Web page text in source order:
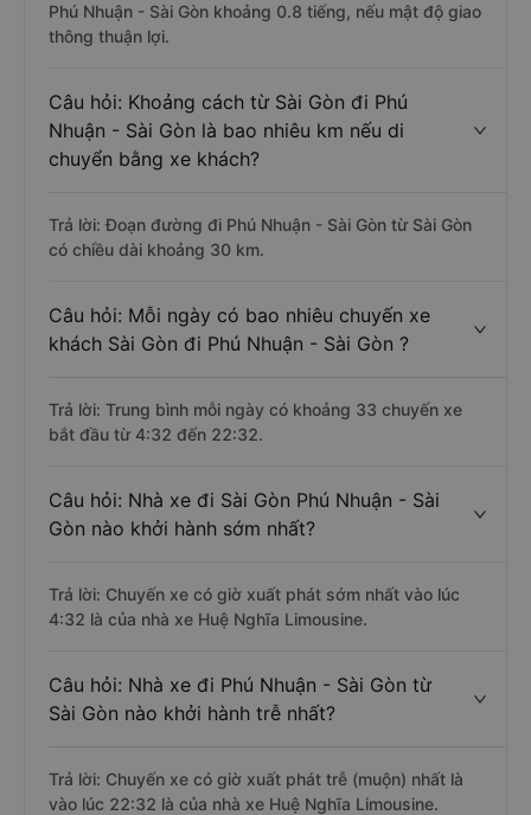
Phú Nhuận - Sài Gòn khoảng 0.8 tiếng, nếu mật độ giao
thông thuận lợi.
Câu hỏi: Khoảng cách từ Sài Gòn đi Phú
Nhuận - Sài Gòn là bao nhiêu km nếu di
chuyển bằng xe khách?
Trả lời: Đoạn đường đi Phú Nhuận - Sài Gòn từ Sài Gòn
có chiều dài khoảng 30 km.
Câu hỏi: Mỗi ngày có bao nhiêu chuyến xe
khách Sài Gòn đi Phú Nhuận - Sài Gòn ?
Trả lời: Trung bình mỗi ngày có khoảng 33 chuyến xe
bắt đầu từ 4:32 đến 22:32.
Câu hỏi: Nhà xe đi Sài Gòn Phú Nhuận - Sài
Gòn nào khởi hành sớm nhất?
Trả lời: Chuyến xe có giờ xuất phát sớm nhất vào lúc
4:32 là của nhà xe Huệ Nghĩa Limousine.
Câu hỏi: Nhà xe đi Phú Nhuận - Sài Gòn từ
Sài Gòn nào khởi hành trễ nhất?
Trả lời: Chuyến xe có giờ xuất phát trễ (muộn) nhất là
vào lúc 22:32 là của nhà xe Huệ Nghĩa Limousine.